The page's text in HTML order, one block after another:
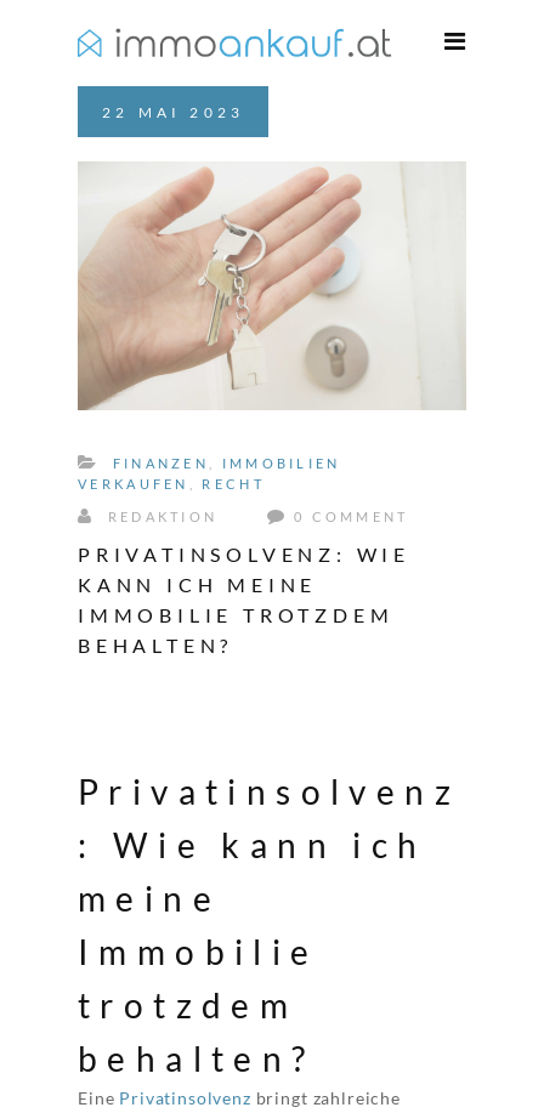
22 MAI 2023
FINANZEN
IMMOBILIEN
VERKAUFEN
RECHT
REDAKTION 0 COMMENT
PRIVATINSOLVENZ: WIE
KANN ICH MEINE
IMMOBILIE TROTZDEM
BEHALTEN?
Privatinsolvenz
: Wie kann ich
meine
Immobilie
trotzdem
behalten?
Eine Privatinsolvenz bringt zahlreiche